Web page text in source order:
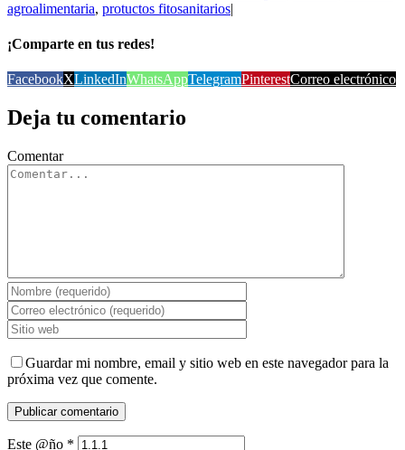
agroalimentaria, protuctos fitosanitarios|
¡Comparte en tus redes!
FacebookXLinkedInWhatsAppTelegramPinterestCorreo electrónico
Deja tu comentario
Comentar
Guardar mi nombre, email y sitio web en este navegador para la
próxima vez que comente.
Este @ño *